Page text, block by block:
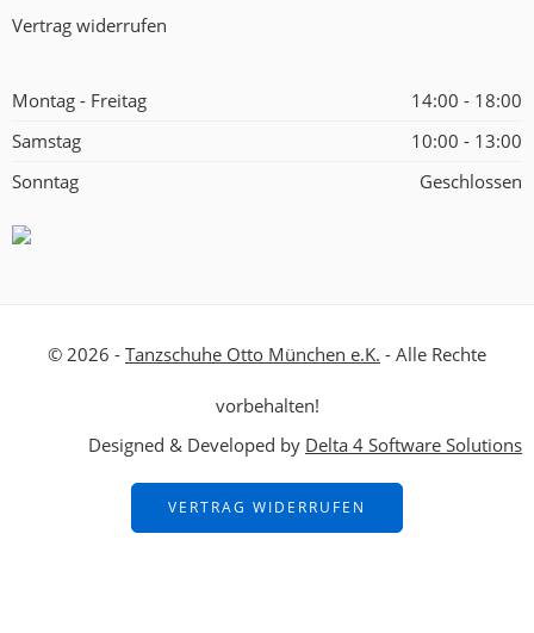
Vertrag widerrufen
Montag - Freitag
14:00 - 18:00
Samstag
10:00 - 13:00
Sonntag
Geschlossen
© 2026 - Tanzschuhe Otto München e.K. - Alle Rechte
vorbehalten!
Designed & Developed by Delta 4 Software Solutions
VERTRAG WIDERRUFEN